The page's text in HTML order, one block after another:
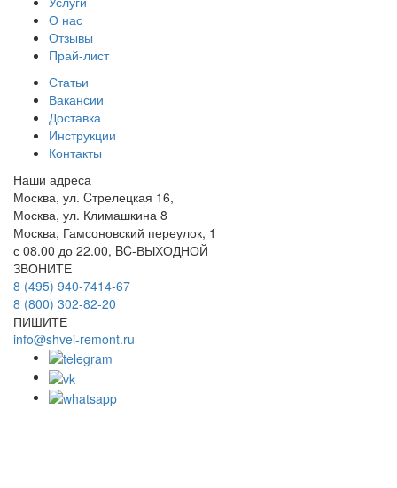
О нас
Отзывы
Прай-лист
Статьи
Вакансии
Доставка
Инструкции
Контакты
Наши адреса
Москва, ул. Cтрелецкая 16,
Москва, ул. Климашкина 8
Москва, Гамсоновский переулок, 1
с 08.00 до 22.00, BC-ВЫХОДНОЙ
ЗВОНИТЕ
8 (495) 940-7414-67
8 (800) 302-82-20
ПИШИТЕ
info@shvei-remont.ru